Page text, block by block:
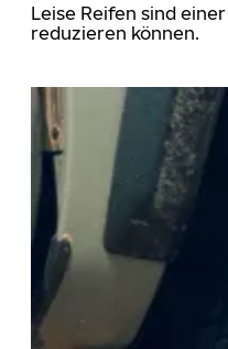
Leise Reifen sind
reduzieren können.